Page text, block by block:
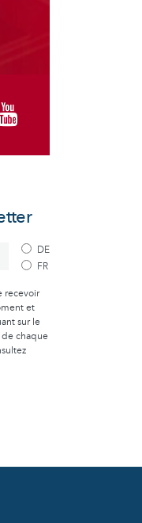
DE
FR
recevoir
et
sur le
chaque